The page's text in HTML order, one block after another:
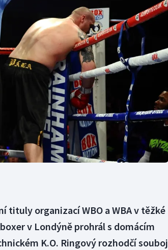
Moderní pětiboj
Motorsport
Olympijské hry
Plážový volejbal
Veslování
Vodní slalom
Volejbal
Ostatní
tituly organizací WBO a WBA v těžké
v Londýně prohrál s domácím
K.O. Ringový rozhodčí souboj